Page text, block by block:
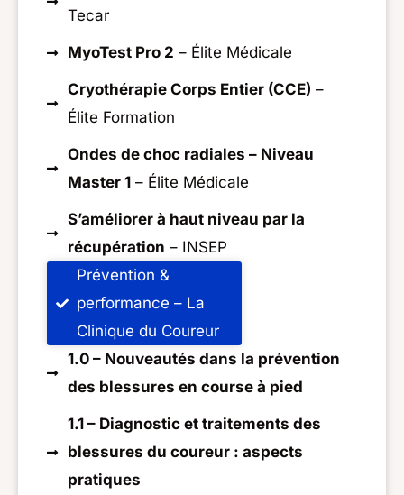
Tecar
MyoTest Pro 2 – Élite Médicale
Cryothérapie Corps Entier (CCE) –
Élite Formation
Ondes de choc radiales – Niveau
Master 1– Élite Médicale
S’améliorer à haut niveau par la
récupération – INSEP
Prévention &
performance – La
Clinique du Coureur
1.0 – Nouveautés dans la prévention
des blessures en course à pied
1.1 – Diagnostic et traitements des
blessures du coureur : aspects
pratiques